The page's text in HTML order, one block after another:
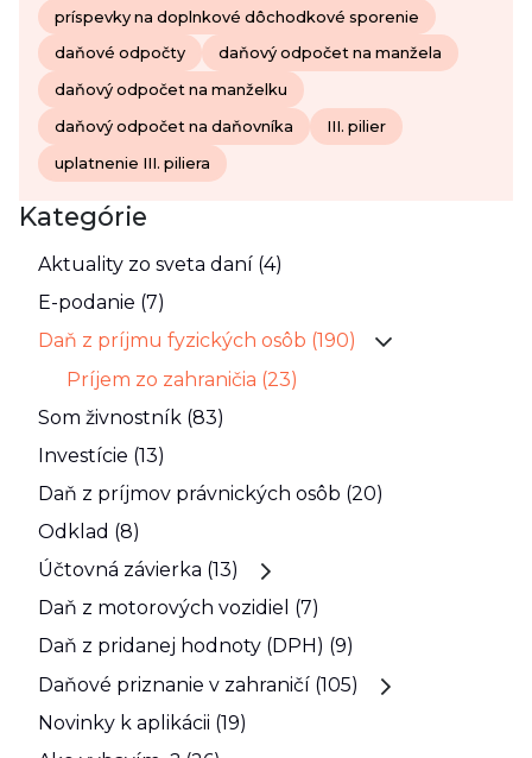
príspevky na doplnkové dôchodkové sporenie
daňové odpočty daňový odpočet na manžela
daňový odpočet na manželku
daňový odpočet na daňovníka III. pilier
uplatnenie III. piliera
Kategórie
Aktuality zo sveta daní (4)
E-podanie (7)
Daň z príjmu fyzických osôb (190)
Príjem zo zahraničia (23)
Som živnostník (83)
Investície (13)
Daň z príjmov právnických osôb (20)
Odklad (8)
Účtovná závierka (13)
Daň z motorových vozidiel (7)
Daň z pridanej hodnoty (DPH) (9)
Daňové priznanie v zahraničí (105)
Novinky k aplikácii (19)